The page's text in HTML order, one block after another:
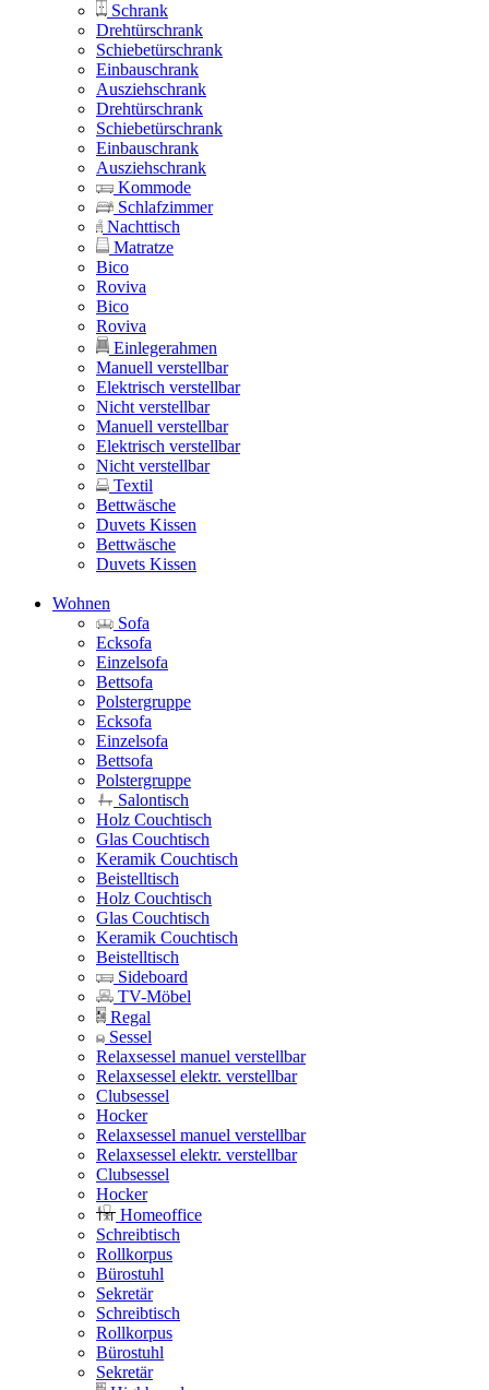
Schrank
Drehtürschrank
Schiebetürschrank
Einbauschrank
Ausziehschrank
Drehtürschrank
Schiebetürschrank
Einbauschrank
Ausziehschrank
Kommode
Schlafzimmer
Nachttisch
Matratze
Bico
Roviva
Bico
Roviva
Einlegerahmen
Manuell verstellbar
Elektrisch verstellbar
Nicht verstellbar
Manuell verstellbar
Elektrisch verstellbar
Nicht verstellbar
Textil
Bettwäsche
Duvets Kissen
Bettwäsche
Duvets Kissen
Wohnen
Sofa
Ecksofa
Einzelsofa
Bettsofa
Polstergruppe
Ecksofa
Einzelsofa
Bettsofa
Polstergruppe
Salontisch
Holz Couchtisch
Glas Couchtisch
Keramik Couchtisch
Beistelltisch
Holz Couchtisch
Glas Couchtisch
Keramik Couchtisch
Beistelltisch
Sideboard
TV-Möbel
Regal
Sessel
Relaxsessel manuel verstellbar
Relaxsessel elektr. verstellbar
Clubsessel
Hocker
Relaxsessel manuel verstellbar
Relaxsessel elektr. verstellbar
Clubsessel
Hocker
Homeoffice
Schreibtisch
Rollkorpus
Bürostuhl
Sekretär
Schreibtisch
Rollkorpus
Bürostuhl
Sekretär